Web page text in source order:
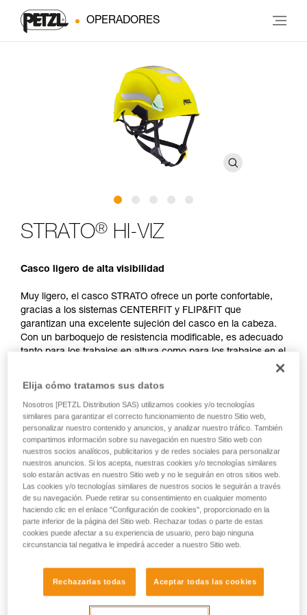
OPERADORES
STRATO® HI-VIZ
Casco ligero de alta visibilidad
Muy ligero, el casco STRATO ofrece un porte confortable,
gracias a los sistemas CENTERFIT y FLIP&FIT que
garantizan una excelente sujeción del casco en la cabeza.
Con un barboquejo de resistencia modificable, es adecuado
tanto para los trabajos en altura como para los trabajos en el
riesgos eléctricos y las llamas. La integración óptima de una
linterna frontal Petzl, de una pantalla de protección, de
orejeras y de múltiples accesorios lo hacen un casco
completamente modular, que responde a las necesidades
adicionales de los profesionales. La versión de alta
visibilidad está provista de una carcasa exterior de color
fluorescente con clips fosforescentes y bandas reflectantes,
para una visibilidad óptima del trabajador, de día y de noche.
STRATO
Elija cómo tratamos sus datos
Nosotros [PETZL Distribution SAS) utilizamos cookies y/o tecnologías
similares para garantizar el correcto funcionamiento de nuestro Sitio web,
personalizar nuestro contenido y anuncios, y analizar nuestro tráfico. También
compartimos información sobre su navegación en nuestro Sitio web con
nuestros socios analíticos, publicitarios y de redes sociales para personalizar
nuestros anuncios. Si los acepta, nuestras cookies y/o tecnologías similares
solo estarán activas en nuestro Sitio web y no le seguirán en otros sitios web.
Las cookies y/o tecnologías similares de nuestros socios le seguirán a través
de su navegación. Puede retirar su consentimiento en cualquier momento
haciendo clic en el enlace "Configuración de cookies", proporcionado en la
parte inferior de la página del Sitio web. Rechazar todas o parte de estas
cookies puede afectar a su experiencia de usuario, pero bajo ninguna
circunstancia tal negativa le impedirá acceder a nuestro Sitio web.
Rechazarlas todas Aceptar todas las cookies